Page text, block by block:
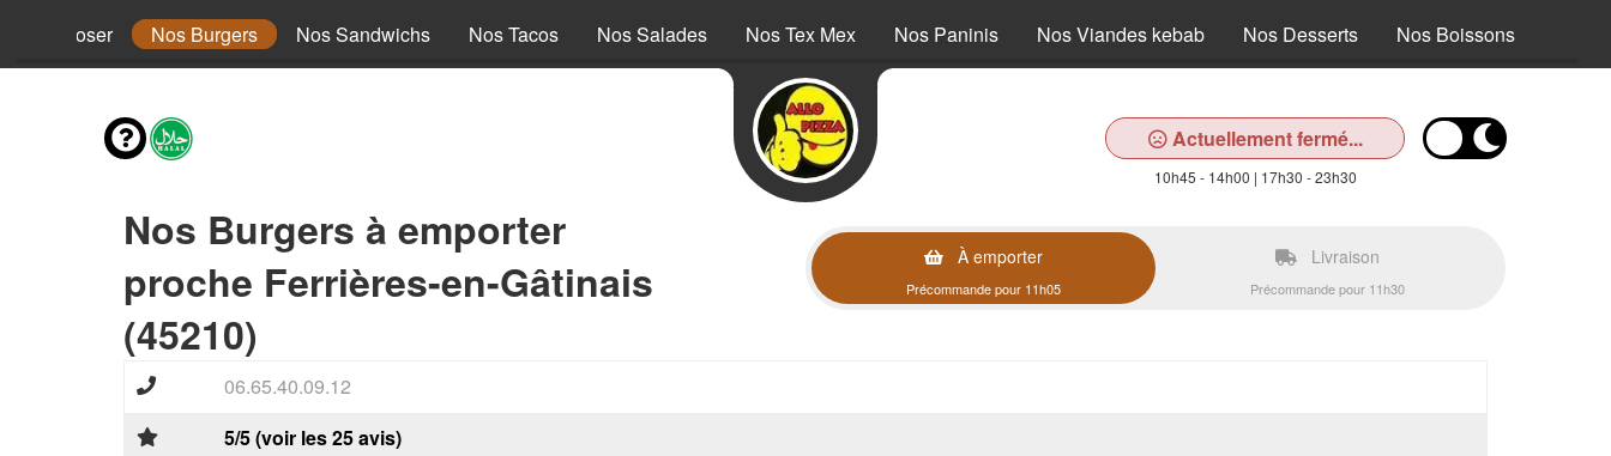
à composer Nos Burgers Nos Sandwichs Nos Tacos Nos Salades Nos Tex Mex Nos Paninis Nos Viandes kebab Nos Desserts Nos Boissons
Actuellement fermé...
10h45 - 14h00 | 17h30 - 23h30
Nos Burgers à emporter
proche Ferrières-en-Gâtinais
(45210)
À emporter
Précommande pour 11h05
Livraison
Précommande pour 11h30
06.65.40.09.12
5/5 (voir les 25 avis)